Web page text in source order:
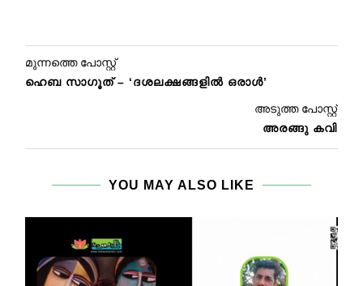
മുന്നത്തെ പോസ്റ്റ്
ഹെബ സാഗൂത് – ‘ദശലക്ഷങ്ങളിൽ ഒരാൾ’
അടുത്ത പോസ്റ്റ്
അരങ്ങു കവി
YOU MAY ALSO LIKE